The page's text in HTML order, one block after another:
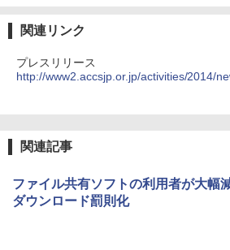
関連リンク
プレスリリース
http://www2.accsjp.or.jp/activities/2014/
関連記事
ファイル共有ソフトの利用者が大幅
ダウンロード罰則化